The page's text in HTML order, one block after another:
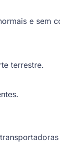
e sem
terrestre.